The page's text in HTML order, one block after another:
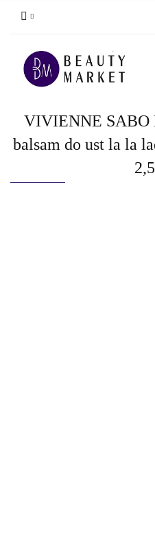
VIVIENNE SABO
balsam do ust la la